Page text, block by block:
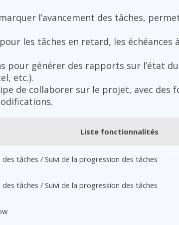
l’avancement des tâches,
les tâches en retard, les échéances
pour générer des rapports sur l’état
etc.).
de collaborer sur le projet, avec des
Liste fonctionnalités
des tâches / Suivi de la progression des tâches
des tâches / Suivi de la progression des tâches